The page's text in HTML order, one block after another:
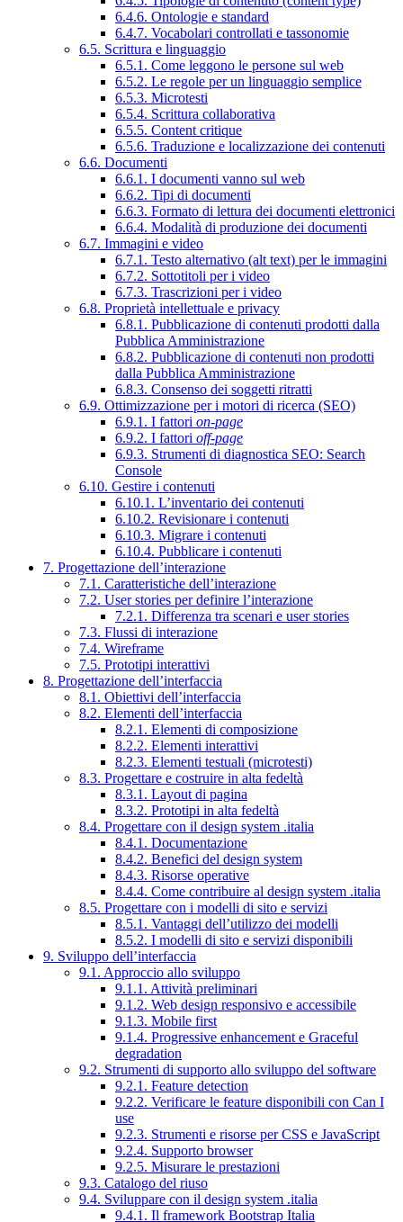
6.4.6. Ontologie e standard
6.4.7. Vocabolari controllati e tassonomie
6.5. Scrittura e linguaggio
6.5.1. Come leggono le persone sul web
6.5.2. Le regole per un linguaggio semplice
6.5.3. Microtesti
6.5.4. Scrittura collaborativa
6.5.5. Content critique
6.5.6. Traduzione e localizzazione dei contenuti
6.6. Documenti
6.6.1. I documenti vanno sul web
6.6.2. Tipi di documenti
6.6.3. Formato di lettura dei documenti elettronici
6.6.4. Modalità di produzione dei documenti
6.7. Immagini e video
6.7.1. Testo alternativo (alt text) per le immagini
6.7.2. Sottotitoli per i video
6.7.3. Trascrizioni per i video
6.8. Proprietà intellettuale e privacy
6.8.1. Pubblicazione di contenuti prodotti dalla
Pubblica Amministrazione
6.8.2. Pubblicazione di contenuti non prodotti
dalla Pubblica Amministrazione
6.8.3. Consenso dei soggetti ritratti
6.9. Ottimizzazione per i motori di ricerca (SEO)
6.9.1. I fattori on-page
6.9.2. I fattori off-page
6.9.3. Strumenti di diagnostica SEO: Search
Console
6.10. Gestire i contenuti
6.10.1. L’inventario dei contenuti
6.10.2. Revisionare i contenuti
6.10.3. Migrare i contenuti
6.10.4. Pubblicare i contenuti
7. Progettazione dell’interazione
7.1. Caratteristiche dell’interazione
7.2. User stories per definire l’interazione
7.2.1. Differenza tra scenari e user stories
7.3. Flussi di interazione
7.4. Wireframe
7.5. Prototipi interattivi
8. Progettazione dell’interfaccia
8.1. Obiettivi dell’interfaccia
8.2. Elementi dell’interfaccia
8.2.1. Elementi di composizione
8.2.2. Elementi interattivi
8.2.3. Elementi testuali (microtesti)
8.3. Progettare e costruire in alta fedeltà
8.3.1. Layout di pagina
8.3.2. Prototipi in alta fedeltà
8.4. Progettare con il design system .italia
8.4.1. Documentazione
8.4.2. Benefici del design system
8.4.3. Risorse operative
8.4.4. Come contribuire al design system .italia
8.5. Progettare con i modelli di sito e servizi
8.5.1. Vantaggi dell’utilizzo dei modelli
8.5.2. I modelli di sito e servizi disponibili
9. Sviluppo dell’interfaccia
9.1. Approccio allo sviluppo
9.1.1. Attività preliminari
9.1.2. Web design responsivo e accessibile
9.1.3. Mobile first
9.1.4. Progressive enhancement e Graceful
degradation
9.2. Strumenti di supporto allo sviluppo del software
9.2.1. Feature detection
9.2.2. Verificare le feature disponibili con Can I
use
9.2.3. Strumenti e risorse per CSS e JavaScript
9.2.4. Supporto browser
9.2.5. Misurare le prestazioni
9.3. Catalogo del riuso
9.4. Sviluppare con il design system .italia
9.4.1. Il framework Bootstrap Italia